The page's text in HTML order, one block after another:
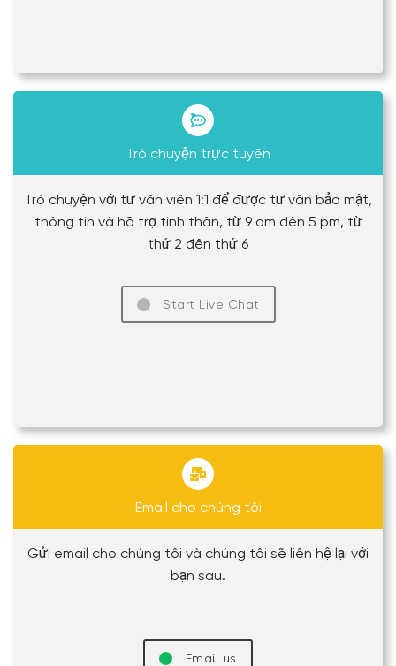
Trò chuyện trực tuyến
Trò chuyện với tư vấn viên 1:1 để được tư vấn bảo mật,
thông tin và hỗ trợ tinh thần, từ 9 am đến 5 pm, từ
thứ 2 đến thứ 6
Start Live Chat
Email cho chúng tôi
Gửi email cho chúng tôi và chúng tôi sẽ liên hệ lại với
bạn sau.
Email us